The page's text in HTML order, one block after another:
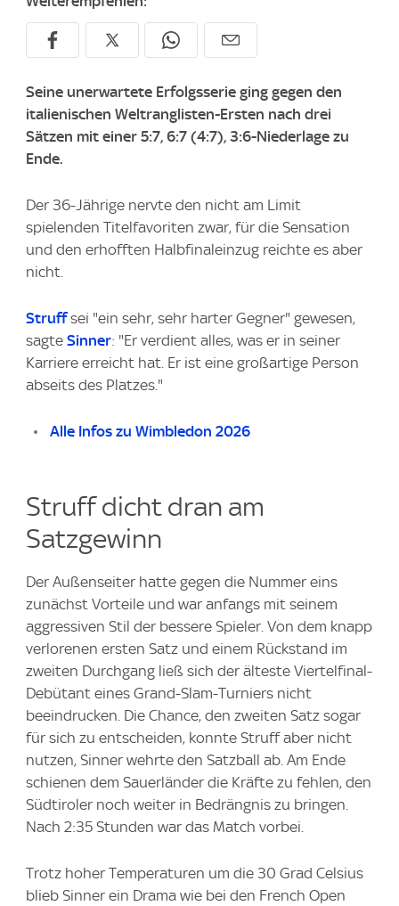
Seine unerwartete Erfolgsserie ging gegen den
italienischen Weltranglisten-Ersten nach drei
Sätzen mit einer 5:7, 6:7 (4:7), 3:6-Niederlage zu
Ende.
Der 36-Jährige nervte den nicht am Limit
spielenden Titelfavoriten zwar, für die Sensation
und den erhofften Halbfinaleinzug reichte es aber
nicht.
Struffsei "ein sehr, sehr harter Gegner" gewesen,
sagte Sinner: "Er verdient alles, was er in seiner
Karriere erreicht hat. Er ist eine großartige Person
abseits des Platzes."
Alle Infos zu Wimbledon 2026
Struff dicht dran am
Satzgewinn
Der Außenseiter hatte gegen die Nummer eins
zunächst Vorteile und war anfangs mit seinem
aggressiven Stil der bessere Spieler. Von dem knapp
verlorenen ersten Satz und einem Rückstand im
zweiten Durchgang ließ sich der älteste Viertelfinal-
Debütant eines Grand-Slam-Turniers nicht
beeindrucken. Die Chance, den zweiten Satz sogar
für sich zu entscheiden, konnte Struff aber nicht
nutzen, Sinner wehrte den Satzball ab. Am Ende
schienen dem Sauerländer die Kräfte zu fehlen, den
Südtiroler noch weiter in Bedrängnis zu bringen.
Nach 2:35 Stunden war das Match vorbei.
Trotz hoher Temperaturen um die 30 Grad Celsius
blieb Sinner ein Drama wie bei den French Open